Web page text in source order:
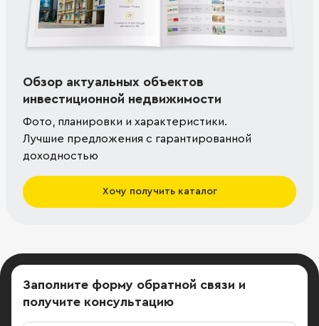
Обзор актуальных объектов
инвестиционной недвижимости
Фото, планировки и характеристики.
Лучшие предложения с гарантированной
доходностью
Хочу получить каталог
Заполните форму обратной связи и
получите консультацию